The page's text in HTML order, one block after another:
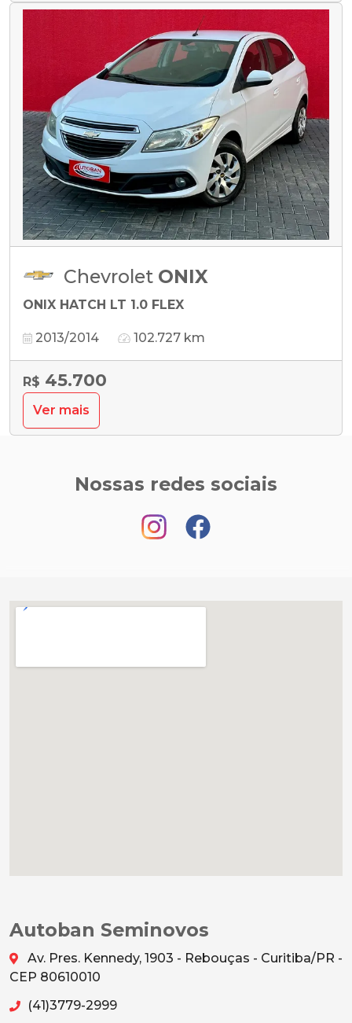
Chevrolet ONIX
ONIX HATCH LT 1.0 FLEX
2013/2014 102.727 km
R$ 45.700
Ver mais
Nossas redes sociais
Autoban Seminovos
Av. Pres. Kennedy, 1903 - Rebouças - Curitiba/PR -
CEP 80610010
(41)3779-2999